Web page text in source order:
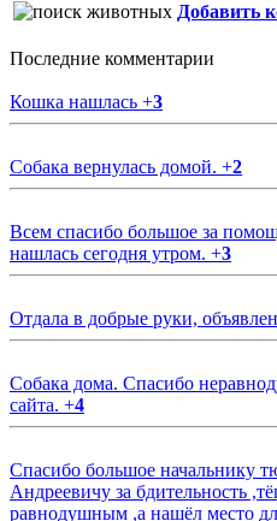
Добавить
Последние комментарии
Кошка нашлась +3
Собака вернулась домой. +2
Всем спасибо большое за
нашлась сегодня утром. +3
Отдала в добрые руки,
Собака дома. Спасибо
сайта. +4
Спасибо большое начальнику
Андреевичу за бдительность
равнодушным ,а нашёл место